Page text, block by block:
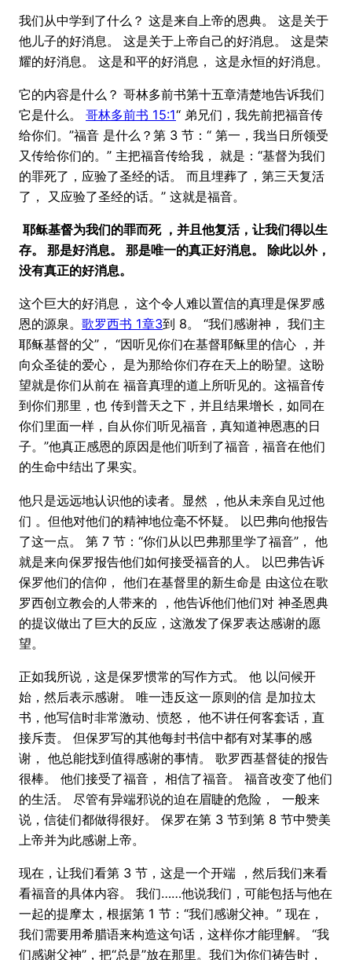
我们从中学到了什么？ 这是来自上帝的恩典。 这是关于
他儿子的好消息。 这是关于上帝自己的好消息。 这是荣
耀的好消息。 这是和平的好消息， 这是永恒的好消息。
它的内容是什么？ 哥林多前书第十五章清楚地告诉我们
它是什么。 哥林多前书 15:1“ 弟兄们，我先前把福音传
给你们。”福音 是什么？第 3 节：“ 第一，我当日所领受
又传给你们的。” 主把福音传给我， 就是：“基督为我们
的罪死了，应验了圣经的话。 而且埋葬了，第三天复活
了， 又应验了圣经的话。” 这就是福音。
耶稣基督为我们的罪而死 ，并且他复活，让我们得以生
存。 那是好消息。 那是唯一的真正好消息。 除此以外，
没有真正的好消息。
这个巨大的好消息， 这个令人难以置信的真理是保罗感
恩的源泉。 歌罗西书 1章3到 8。 “我们感谢神， 我们主
耶稣基督的父”， “因听见你们在基督耶稣里的信心 ，并
向众圣徒的爱心， 是为那给你们存在天上的盼望。这盼
望就是你们从前在 福音真理的道上所听见的。这福音传
到你们那里，也 传到普天之下，并且结果增长，如同在
你们里面一样，自从你们听见福音，真知道神恩惠的日
子。”他真正感恩的原因是他们听到了福音，福音在他们
的生命中结出了果实。
他只是远远地认识他的读者。显然 ，他从未亲自见过他
们 。但他对他们的精神地位毫不怀疑。 以巴弗向他报告
了这一点。 第 7 节：“你们从以巴弗那里学了福音”， 他
就是来向保罗报告他们如何接受福音的人。 以巴弗告诉
保罗他们的信仰， 他们在基督里的新生命是 由这位在歌
罗西创立教会的人带来的 ，他告诉他们他们对 神圣恩典
的提议做出了巨大的反应，这激发了保罗表达感谢的愿
望。
正如我所说，这是保罗惯常的写作方式。 他 以问候开
始，然后表示感谢。 唯一违反这一原则的信 是加拉太
书，他写信时非常激动、愤怒， 他不讲任何客套话，直
接斥责。 但保罗写的其他每封书信中都有对某事的感
谢， 他总能找到值得感谢的事情。 歌罗西基督徒的报告
很棒。 他们接受了福音， 相信了福音。 福音改变了他们
的生活。 尽管有异端邪说的迫在眉睫的危险， 一般来
说，信徒们都做得很好。 保罗在第 3 节到第 8 节中赞美
上帝并为此感谢上帝。
现在，让我们看第 3 节，这是一个开端 ，然后我们来看
看福音的具体内容。 我们……他说我们，可能包括与他在
一起的提摩太，根据第 1 节：“我们感谢父神。” 现在，
我们需要用希腊语来构造这句话，这样你才能理解。 “我
们感谢父神”，把“总是”放在那里。我们为你们祷告时，